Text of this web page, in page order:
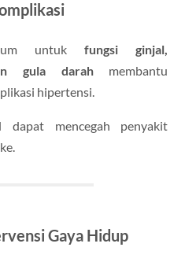
untukfungsi ginjal,
gula darahmembantu
hipertensi.
dapat mencegah penyakit
Gaya Hidup